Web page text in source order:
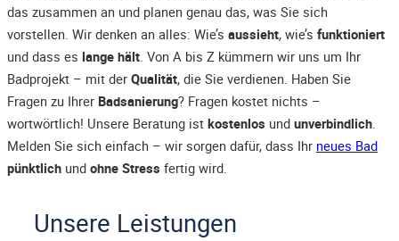
das zusammen an und planen genau das, was Sie sich
vorstellen. Wir denken an alles: Wie’s aussieht, wie’s funktioniert
und dass es lange hält. Von A bis Z kümmern wir uns um Ihr
Badprojekt – mit der Qualität, die Sie verdienen. Haben Sie
Fragen zu Ihrer Badsanierung? Fragen kostet nichts –
wortwörtlich! Unsere Beratung ist kostenlos und unverbindlich.
Melden Sie sich einfach – wir sorgen dafür, dass Ihr neues Bad
pünktlich und ohne Stress fertig wird.
Unsere Leistungen